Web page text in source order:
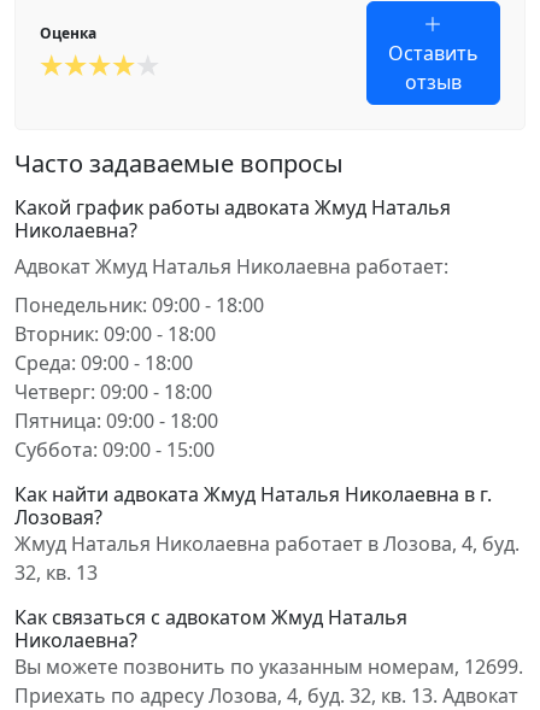
Оценка
Оставить
отзыв
Часто задаваемые вопросы
Какой график работы адвоката Жмуд Наталья
Николаевна?
Адвокат Жмуд Наталья Николаевна работает:
Понедельник: 09:00 - 18:00
Вторник: 09:00 - 18:00
Среда: 09:00 - 18:00
Четверг: 09:00 - 18:00
Пятница: 09:00 - 18:00
Суббота: 09:00 - 15:00
Как найти адвоката Жмуд Наталья Николаевна в г.
Лозовая?
Жмуд Наталья Николаевна работает в Лозова, 4, буд.
32, кв. 13
Как связаться с адвокатом Жмуд Наталья
Николаевна?
Вы можете позвонить по указанным номерам, 12699.
Приехать по адресу Лозова, 4, буд. 32, кв. 13. Адвокат